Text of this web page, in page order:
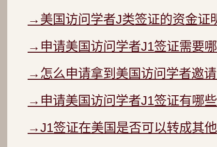
→美国访问学者J类签证的资金证
→申请美国访问学者J1签证需要
→怎么申请拿到美国访问学者邀
→申请美国访问学者J1签证有哪
→J1签证在美国是否可以转成其